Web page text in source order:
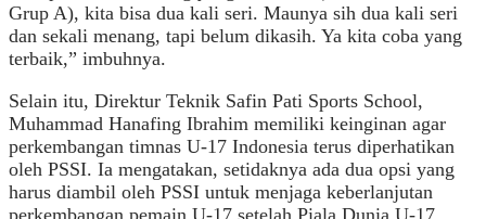
Grup A), kita bisa dua kali seri. Maunya sih dua kali seri
dan sekali menang, tapi belum dikasih. Ya kita coba yang
terbaik,” imbuhnya.
Selain itu, Direktur Teknik Safin Pati Sports School,
Muhammad Hanafing Ibrahim memiliki keinginan agar
perkembangan timnas U-17 Indonesia terus diperhatikan
oleh PSSI. Ia mengatakan, setidaknya ada dua opsi yang
harus diambil oleh PSSI untuk menjaga keberlanjutan
perkembangan pemain U-17 setelah Piala Dunia U-17